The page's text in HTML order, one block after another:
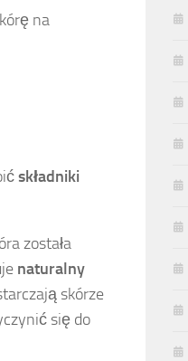
na
składniki
została
naturalny
skórze
się do